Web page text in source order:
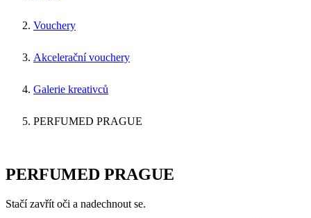
Vouchery
Akcelerační vouchery
Galerie kreativců
PERFUMED PRAGUE
PERFUMED PRAGUE
Stačí zavřít oči a nadechnout se.